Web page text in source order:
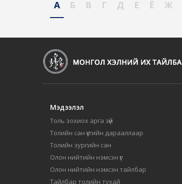
А Б В Г Д Е Ё Ж
Мэдээлэл
Толь зохиох арга зүй
Толийн сан үсгийн дарааллаар
Толийн зургийн сан
Олон нийтийн нэмсэн үг
Олон нийтийн нэмсэн тайлбар
Тайлбар толийн тухай